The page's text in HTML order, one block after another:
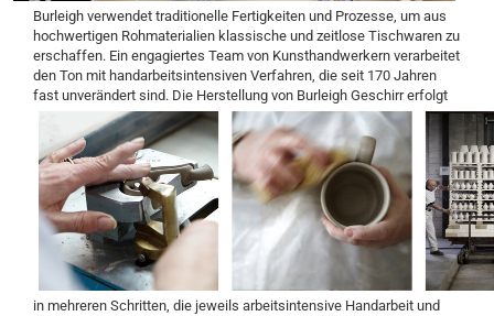
Burleigh verwendet traditionelle Fertigkeiten und Prozesse, um aus
hochwertigen Rohmaterialien klassische und zeitlose Tischwaren zu
erschaffen. Ein engagiertes Team von Kunsthandwerkern verarbeitet
den Ton mit handarbeitsintensiven Verfahren, die seit 170 Jahren
fast unverändert sind. Die Herstellung von Burleigh Geschirr erfolgt
in mehreren Schritten, die jeweils arbeitsintensive Handarbeit und